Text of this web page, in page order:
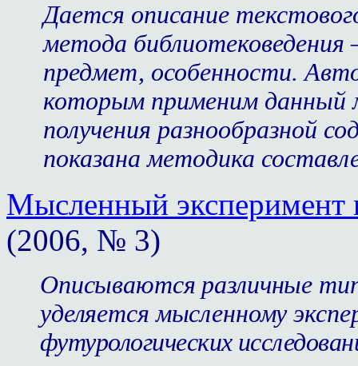
Дается описание
метода библиотековедения
предмет, особенности.
которым применим данный
получения разнообразной
показана методика
Мысленный эксперимент
(2006, № 3)
Описываются различные
уделяется мысленному
футурологических